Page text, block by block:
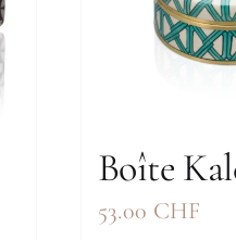
Boîte
53.00 CHF